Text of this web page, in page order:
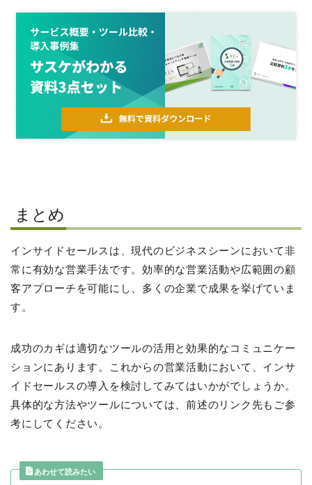
まとめ
インサイドセールスは、現代のビジネスシーンにおいて非
常に有効な営業手法です。効率的な営業活動や広範囲の顧
客アプローチを可能にし、多くの企業で成果を挙げていま
す。
成功のカギは適切なツールの活用と効果的なコミュニケー
ションにあります。これからの営業活動において、インサ
イドセールスの導入を検討してみてはいかがでしょうか。
具体的な方法やツールについては、前述のリンク先もご参
考にしてください。